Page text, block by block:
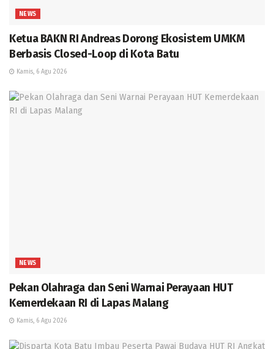
NEWS
Ketua BAKN RI Andreas Dorong Ekosistem UMKM
Berbasis Closed-Loop di Kota Batu
Kamis, 6 Agu 2026
NEWS
Pekan Olahraga dan Seni Warnai Perayaan HUT
Kemerdekaan RI di Lapas Malang
Kamis, 6 Agu 2026